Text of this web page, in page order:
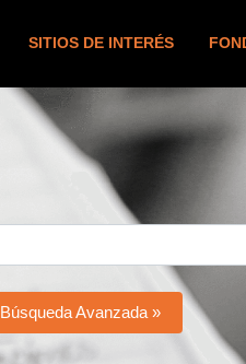
SITIOS DE INTERÉS
Búsqueda Avanzada »